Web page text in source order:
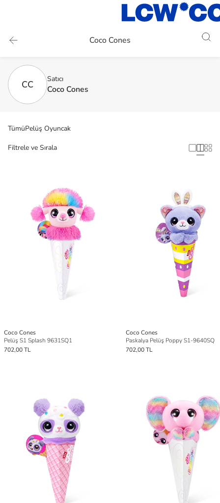
Coco Cones
CC Satıcı
Coco Cones
TümüPelüş Oyuncak
Filtrele ve Sırala
Coco Cones
Pelüş S1 Splash 9631SQ1
702,00 TL
Coco Cones
Paskalya Pelüş Poppy S1-9640SQ
702,00 TL